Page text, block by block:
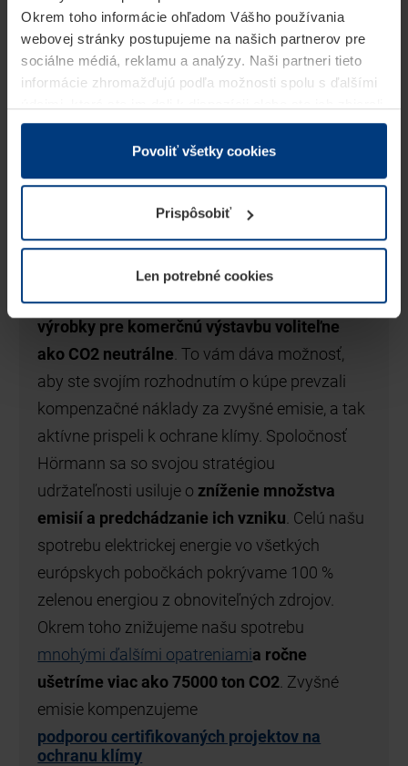
Okrem toho informácie ohľadom Vášho používania
webovej stránky postupujeme na našich partnerov pre
sociálne médiá, reklamu a analýzy. Naši partneri tieto
informácie zhromažďujú podľa možnosti spolu s ďalšími
v rámci Vášho využívania služieb.
Z právneho hľadiska môžeme cookies ukladať na Vašom
prevádzku tejto stránky. Pre všetky ostatné typy cookie
potrebujeme Vaše povolenie. Vaše povolenie môžete
kedykoľvek zmeniť alebo odvolať vo vysvetlení cookie
našej webovej stránky.
Povoliť všetky cookies
Prispôsobiť
Len potrebné cookies
Myslíme a konáme ekologicky
Ako rodinný podnik si uvedomujeme svoju
zodpovednosť za budúce generácie a na
požiadanie zákazníka ponúkamevšetky
výrobky pre komerčnú výstavbu voliteľne
ako CO2 neutrálne . To vám dáva možnosť,
aby ste svojím rozhodnutím o kúpe prevzali
kompenzačné náklady za zvyšné emisie, a tak
aktívne prispeli k ochrane klímy. Spoločnosť
Hörmann sa so svojou stratégiou
udržateľnosti usiluje o zníženie množstva
emisií a predchádzanie ich vzniku . Celú našu
spotrebu elektrickej energie vo všetkých
európskych pobočkách pokrývame 100 %
zelenou energiou z obnoviteľných zdrojov.
Okrem toho znižujeme našu spotrebu
mnohými ďalšími opatreniamia ročne
ušetríme viac ako 75000 ton CO2 . Zvyšné
emisie kompenzujeme
podporou certifikovaných projektov na
ochranu klímy